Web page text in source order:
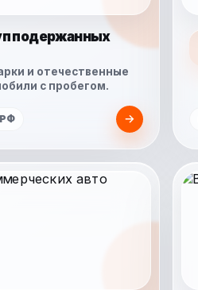
подержанных
и отечественные
с пробегом.